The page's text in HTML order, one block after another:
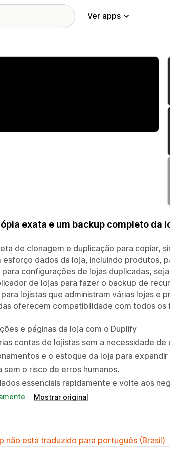
Ver apps
exata e um backup completo da
de clonagem e duplicação para copiar,
esforço dados da loja, incluindo produtos,
configurações de lojas duplicadas,
de lojas para fazer o backup de
lojistas que administram várias lojas e
oferecem compatibilidade com todos os
e páginas da loja com o Duplify
contas de lojistas sem a necessidade de
e o estoque da loja para
o risco de erros humanos.
essenciais rapidamente e volte aos
Mostrar original
não está traduzido para português (Brasil)